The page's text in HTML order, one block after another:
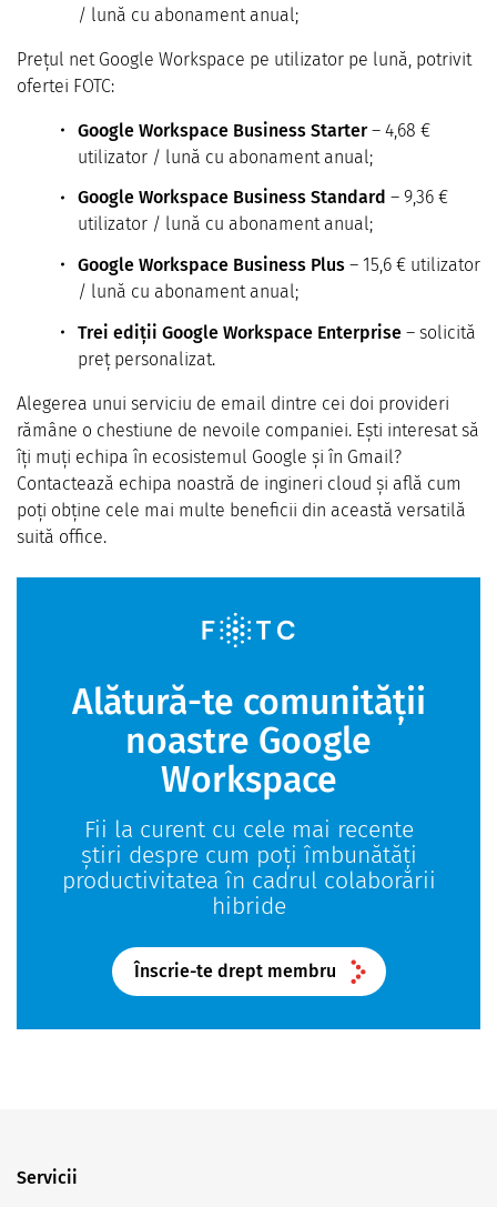
/ lună cu abonament anual;
Prețul net Google Workspace pe utilizator pe lună, potrivit
ofertei FOTC:
Google Workspace Business Starter– 4,68 €
utilizator / lună cu abonament anual;
Google Workspace Business Standard – 9,36 €
utilizator / lună cu abonament anual;
Google Workspace Business Plus – 15,6 € utilizator
/ lună cu abonament anual;
Trei ediții Google Workspace Enterprise – solicită
preț personalizat.
Alegerea unui serviciu de email dintre cei doi provideri
rămâne o chestiune de nevoile companiei. Ești interesat să
îți muți echipa în ecosistemul Google și în Gmail?
Contactează echipa noastră de ingineri cloud și află cum
poți obține cele mai multe beneficii din această versatilă
suită office.
Alătură-te comunității
noastre Google
Workspace
Fii la curent cu cele mai recente
știri despre cum poți îmbunătăți
productivitatea în cadrul colaborării
hibride
Înscrie-te drept membru
Servicii